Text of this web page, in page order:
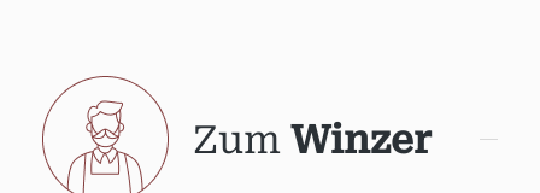
Zum Winzer